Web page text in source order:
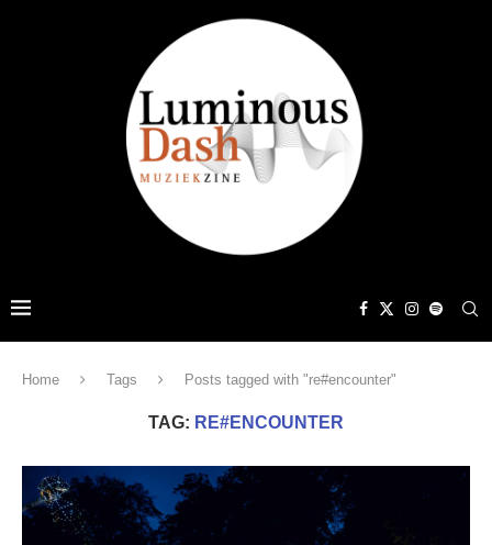
Home Tags Posts tagged with "re#encounter"
TAG: RE#ENCOUNTER